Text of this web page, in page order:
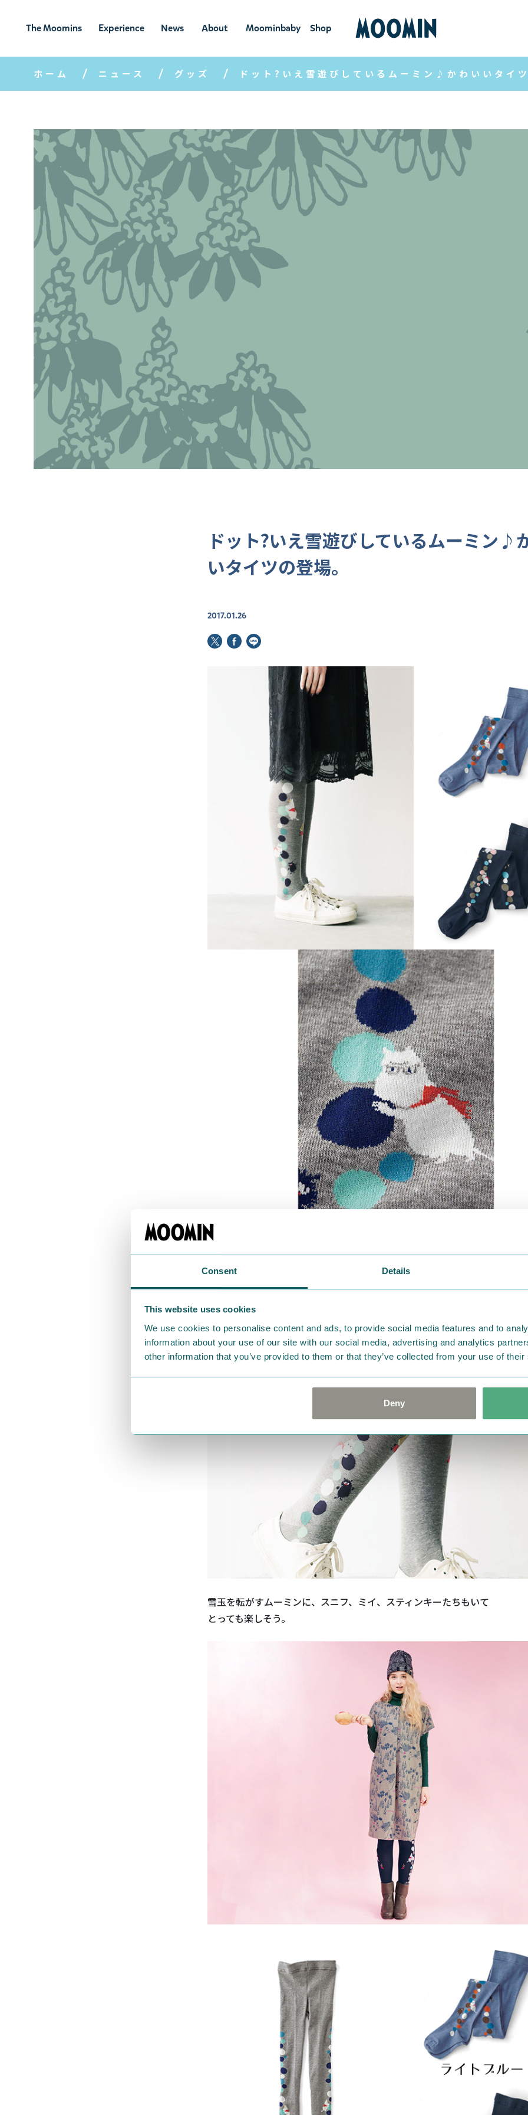
Consent Details
This website uses cookies
We use cookies to personalise content and ads, to provide social media features and to
information about your use of our site with our social media, advertising and analytics
other information that you’ve provided to them or that they’ve collected from your use of
Deny
The Moomins
ムーミンの
世界
Experience
ムーミンの世
界を楽しむ
News
ニュ
ース
About
ムーミン
について
Moominbaby
ムーミンベ
ビー
Shop
ショ
ップ
ホーム ニュース グッズ ドット?いえ雪遊びしているムーミン♪かわいいタイ
ドット?いえ雪遊びしているムーミン♪
いタイツの登場。
2017.01.26
サイドに入ったランダムなドットがかわいいタイツ。
よ～く見ると雪遊びをしているムーミンたちが！
雪玉を転がすムーミンに、スニフ、ミイ、スティンキーたちもいて
とっても楽しそう。